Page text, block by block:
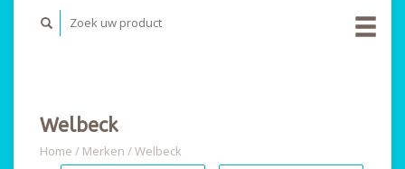
Welbeck
Home / Merken /Welbeck